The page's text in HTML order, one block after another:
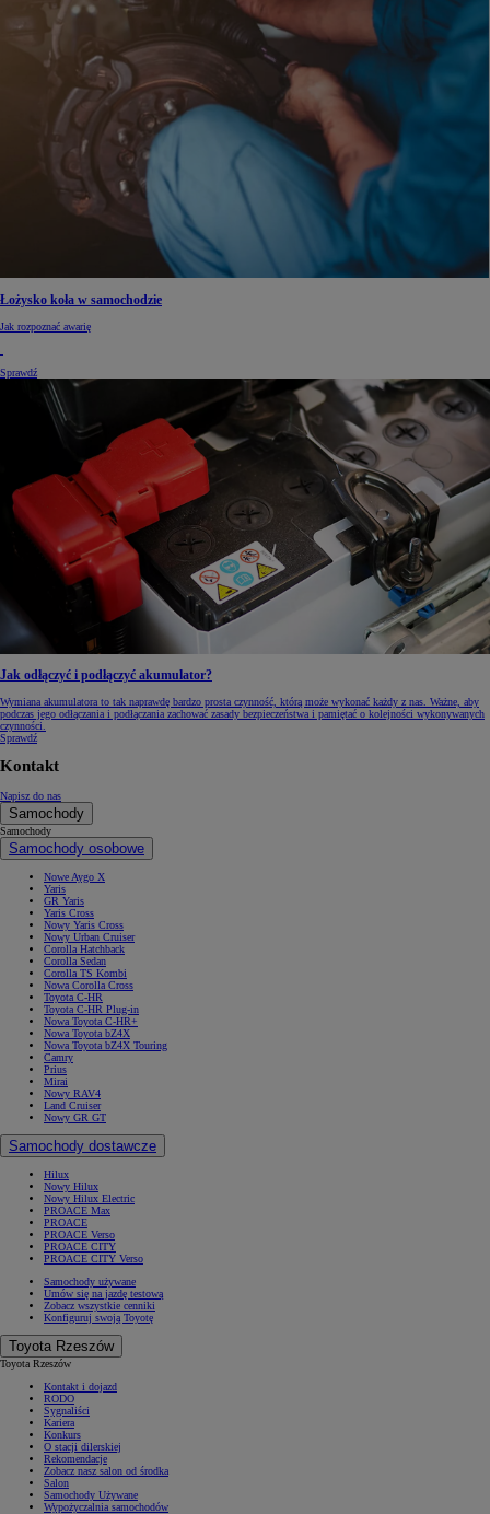
Łożysko koła w samochodzie
Jak rozpoznać awarię
Sprawdź
Jak odłączyć i podłączyć akumulator?
Wymiana akumulatora to tak naprawdę bardzo prosta czynność, którą może wykonać każdy z nas. Ważne, aby
podczas jego odłączania i podłączania zachować zasady bezpieczeństwa i pamiętać o kolejności wykonywanych
czynności.
Sprawdź
Kontakt
Napisz do nas
Samochody
Samochody
Samochody osobowe
Nowe Aygo X
Yaris
GR Yaris
Yaris Cross
Nowy Yaris Cross
Nowy Urban Cruiser
Corolla Hatchback
Corolla Sedan
Corolla TS Kombi
Nowa Corolla Cross
Toyota C-HR
Toyota C-HR Plug-in
Nowa Toyota C-HR+
Nowa Toyota bZ4X
Nowa Toyota bZ4X Touring
Camry
Prius
Mirai
Nowy RAV4
Land Cruiser
Nowy GR GT
Samochody dostawcze
Hilux
Nowy Hilux
Nowy Hilux Electric
PROACE Max
PROACE
PROACE Verso
PROACE CITY
PROACE CITY Verso
Samochody używane
Umów się na jazdę testową
Zobacz wszystkie cenniki
Konfiguruj swoją Toyotę
Toyota Rzeszów
Toyota Rzeszów
Kontakt i dojazd
RODO
Sygnaliści
Kariera
Konkurs
O stacji dilerskiej
Rekomendacje
Zobacz nasz salon od środka
Salon
Samochody Używane
Wypożyczalnia samochodów